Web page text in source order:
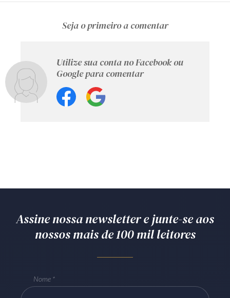
Seja o primeiro a comentar
Utilize sua conta no Facebook ou
Google para comentar
Assine nossa newsletter e junte-se aos
nossos mais de 100 mil leitores
Nome